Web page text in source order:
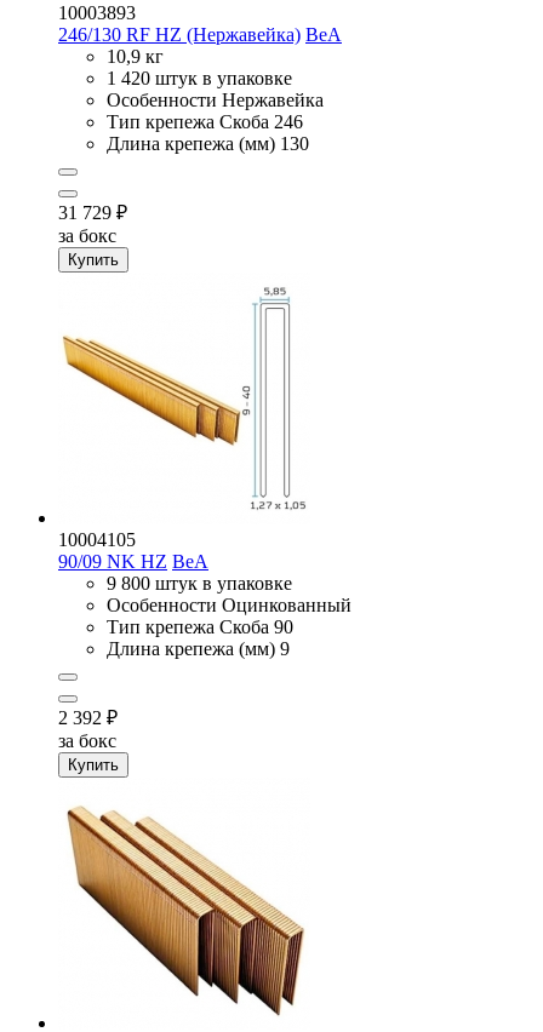
10003893
246/130 RF HZ (Нержавейка) BeA
10,9 кг
1 420 штук в упаковке
Особенности Нержавейка
Тип крепежа Скоба 246
Длина крепежа (мм) 130
31 729 ₽
за бокс
Купить
10004105
90/09 NK HZ BeA
9 800 штук в упаковке
Особенности Оцинкованный
Тип крепежа Скоба 90
Длина крепежа (мм) 9
2 392 ₽
за бокс
Купить